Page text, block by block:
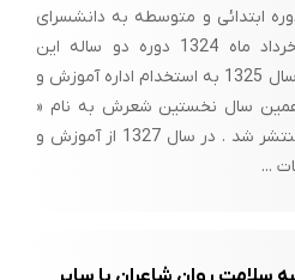
ابتدائی و متوسطه به دانشسرای
مقدماتی تهران رفت و در خرداد ماه 1324 دوره دو ساله این
دانشسرا را به پایان رساند . درسال 1325 به استخدام اداره آموزش و
سال نخستین شعرش به نام «
بیمار » د رماهنامه جهان نو منتشر شد . در سال 1327 از آموزش و
...